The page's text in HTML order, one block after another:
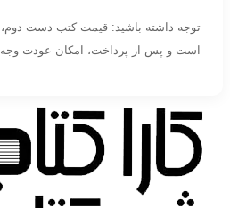
توجه داشته باشید: قیمت کتب دست دوم،
است و پس از پرداخت، امکان عودت وجه